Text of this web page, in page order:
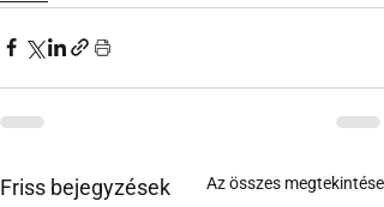
Friss bejegyzések Az összes megtekintése